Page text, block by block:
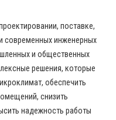
поставке,
современных инженерных
и общественных
решения, которые
обеспечить
снизить
надежность работы